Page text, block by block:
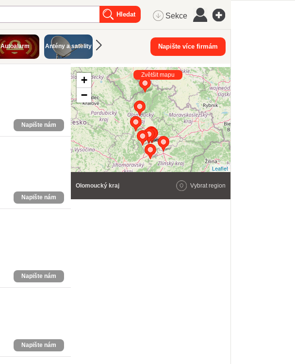
Sekce
Autoalarm Antény a satelity
Centrální
vysavače
Elektrorevize
Napište více firmám
Napište nám
Napište nám
Napište nám
Napište nám
+
−
Leaflet
Zvětšit mapu
Olomoucký kraj Vybrat region